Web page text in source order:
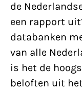
de
een rapport
databanken
van alle
is het de
beloften uit